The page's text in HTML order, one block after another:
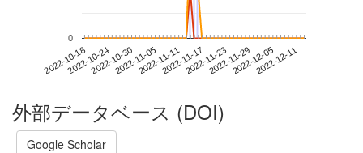
2022-10-182022-10-242022-10-302022-11-052022-11-112022-11-172022-11-232022-11-292022-12-052022-12-11
0
外部データベース (DOI)
Google Scholar